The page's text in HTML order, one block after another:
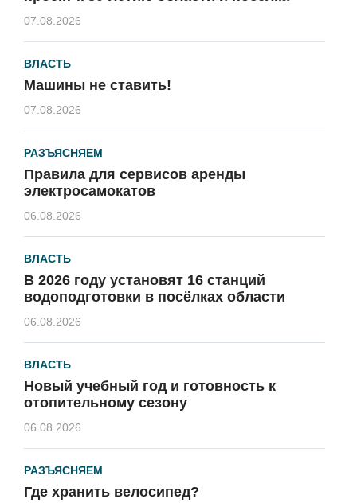
07.08.2026
ВЛАСТЬ
Машины не ставить!
07.08.2026
РАЗЪЯСНЯЕМ
Правила для сервисов аренды
электросамокатов
06.08.2026
ВЛАСТЬ
В 2026 году установят 16 станций
водоподготовки в посёлках области
06.08.2026
ВЛАСТЬ
Новый учебный год и готовность к
отопительному сезону
06.08.2026
РАЗЪЯСНЯЕМ
Где хранить велосипед?